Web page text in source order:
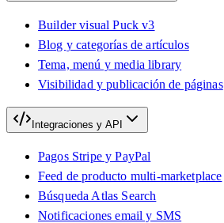
Builder visual Puck v3
Blog y categorías de artículos
Tema, menú y media library
Visibilidad y publicación de páginas
Integraciones y API
Pagos Stripe y PayPal
Feed de producto multi-marketplace
Búsqueda Atlas Search
Notificaciones email y SMS